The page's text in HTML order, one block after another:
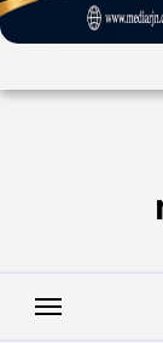
Skip